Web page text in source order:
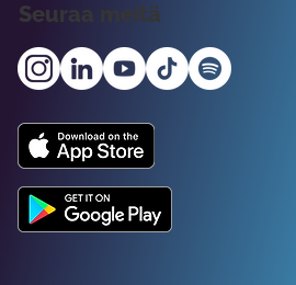
Seuraa meitä